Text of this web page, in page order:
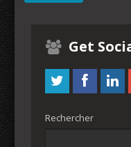
Get
Rechercher